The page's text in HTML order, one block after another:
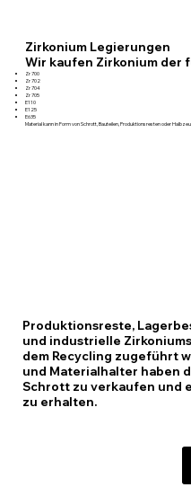
Zirkonium Legierungen
Wir kaufen Zirkonium der
Zr 700
Zr 702
Zr 704
Zr 705
E110
E125
E635
Material kann in Form von Schrott, Bauteilen, Produktionsresten oder
Produktionsreste,
und industrielle
dem Recycling zugeführt
und Materialhalter haben
Schrott zu verkaufen und
zu erhalten.